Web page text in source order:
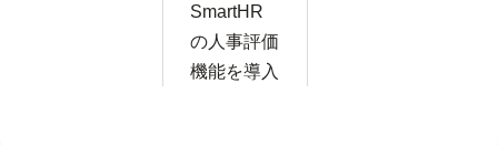
SmartHR
の人事評価
機能を導入